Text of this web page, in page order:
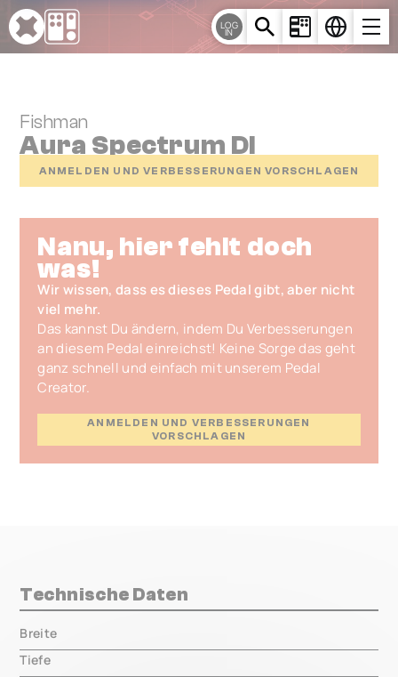
Cookie-Einstellungen
LOG
IN
Fishman
Aura Spectrum DI
ANMELDEN UND VERBESSERUNGEN VORSCHLAGEN
Nanu, hier fehlt doch
was!
Wir wissen, dass es dieses Pedal gibt, aber nicht
viel mehr.
Das kannst Du ändern, indem Du Verbesserungen
an diesem Pedal einreichst! Keine Sorge das geht
ganz schnell und einfach mit unserem Pedal
Creator.
ANMELDEN UND VERBESSERUNGEN
VORSCHLAGEN
Technische Daten
Breite
Tiefe